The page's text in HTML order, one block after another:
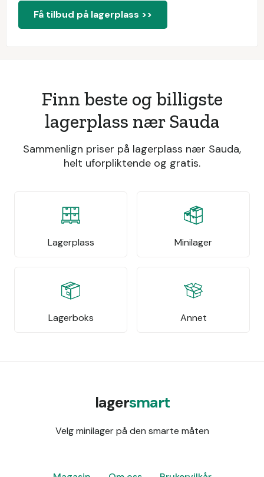
Få tilbud på lagerplass >>
Finn beste og billigste
lagerplass nær Sauda
Sammenlign priser på lagerplass nær Sauda,
helt uforpliktende og gratis.
Lagerplass Minilager
Lagerboks Annet
lagersmart
Velg minilager på den smarte måten